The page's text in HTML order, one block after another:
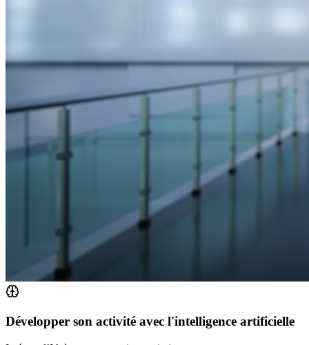
Développer son activité avec l'intelligence artificielle